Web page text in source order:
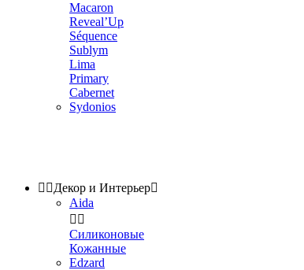
Macaron
Reveal’Up
Séquence
Sublym
Lima
Primary
Cabernet
Sydonios
 Декор и Интерьер
Aida
 
Силиконовые
Кожанные
Edzard